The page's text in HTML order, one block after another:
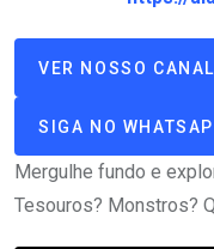
VER NOSSO
SIGA NO
Mergulhe fundo e
Tesouros? Monstros?